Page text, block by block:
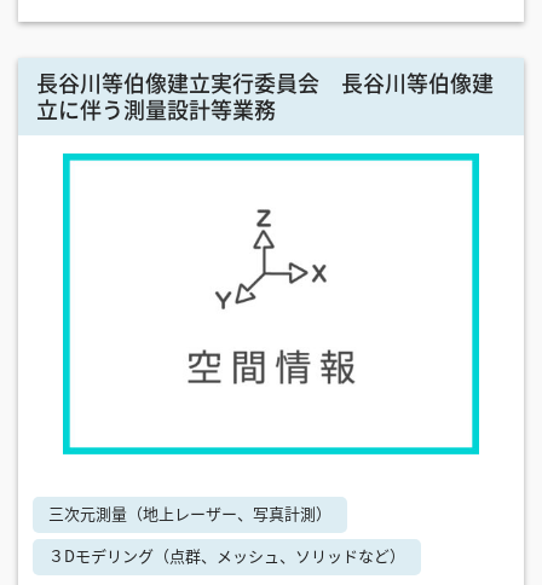
長谷川等伯像建立実行委員会 長谷川等伯像建
立に伴う測量設計等業務
三次元測量（地上レーザー、写真計測）
３Dモデリング（点群、メッシュ、ソリッドなど）